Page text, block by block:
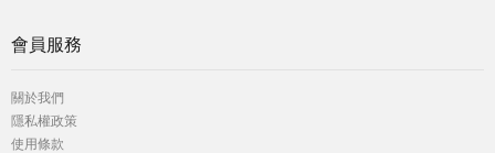
會員服務
關於我們
隱私權政策
使用條款